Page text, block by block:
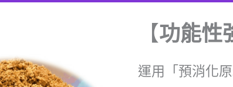
【功能性
運用「預消化原